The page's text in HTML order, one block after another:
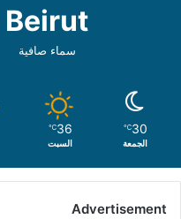
Beirut
سماء صافية
30
℃
الجمعة
36
℃
السبت
Advertisement